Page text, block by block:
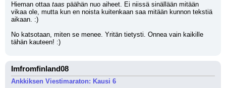
Hieman ottaa taas päähän nuo aiheet. Ei niissä sinällään mitään
vikaa ole, mutta kun en noista kuitenkaan saa mitään kunnon tekstiä
aikaan. :)
No katsotaan, miten se menee. Yritän tietysti. Onnea vain kaikille
tähän kauteen! :)
Imfromfinland08
Ankkiksen Viestimaraton: Kausi 6